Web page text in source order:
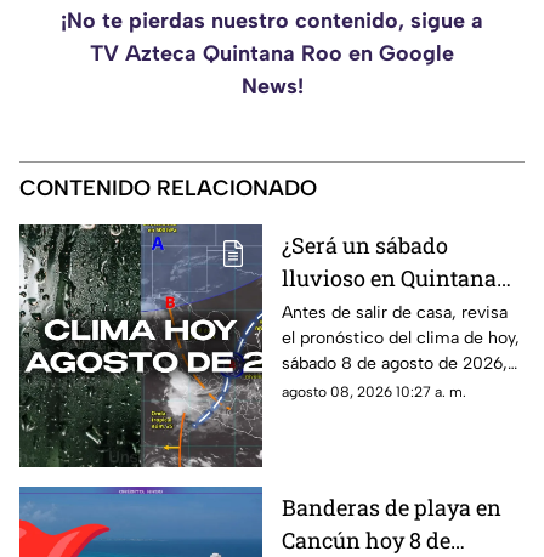
¡No te pierdas nuestro contenido, sigue a
TV Azteca Quintana Roo en Google
News!
CONTENIDO RELACIONADO
¿Será un sábado
lluvioso en Quintana
Roo? Pronóstico del
clima HOY, sábado 8 de
agosto de 2026, en
Cancún y el resto del
Antes de salir de casa, revisa
el pronóstico del clima de hoy,
sábado 8 de agosto de 2026,
en Cancún y el resto de
agosto 08, 2026 10:27 a. m.
Banderas de playa en
Cancún hoy 8 de